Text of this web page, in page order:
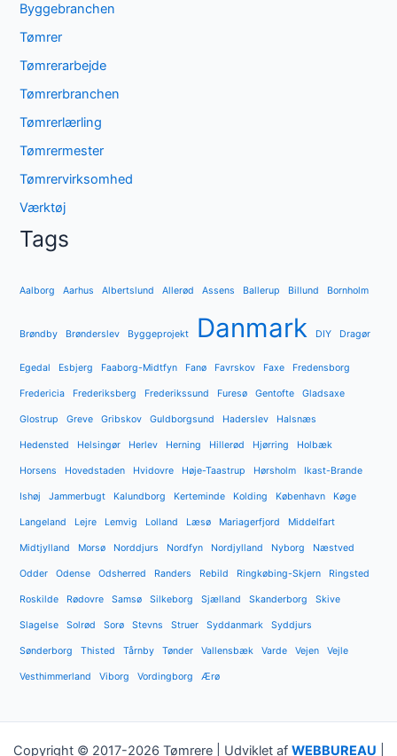
Byggebranchen
Tømrer
Tømrerarbejde
Tømrerbranchen
Tømrerlærling
Tømrermester
Tømrervirksomhed
Værktøj
Tags
Aalborg Aarhus Albertslund Allerød Assens Ballerup Billund Bornholm
Brøndby Brønderslev Byggeprojekt Danmark DIY Dragør
Egedal Esbjerg Faaborg-Midtfyn Fanø Favrskov Faxe Fredensborg
Fredericia Frederiksberg Frederikssund Furesø Gentofte Gladsaxe
Glostrup Greve Gribskov Guldborgsund Haderslev Halsnæs
Hedensted Helsingør Herlev Herning Hillerød Hjørring Holbæk
Horsens Hovedstaden Hvidovre Høje-Taastrup Hørsholm Ikast-Brande
Ishøj Jammerbugt Kalundborg Kerteminde Kolding København Køge
Langeland Lejre Lemvig Lolland Læsø Mariagerfjord Middelfart
Midtjylland Morsø Norddjurs Nordfyn Nordjylland Nyborg Næstved
Odder Odense Odsherred Randers Rebild Ringkøbing-Skjern Ringsted
Roskilde Rødovre Samsø Silkeborg Sjælland Skanderborg Skive
Slagelse Solrød Sorø Stevns Struer Syddanmark Syddjurs
Sønderborg Thisted Tårnby Tønder Vallensbæk Varde Vejen Vejle
Vesthimmerland Viborg Vordingborg Ærø
Copyright © 2017-2026 Tømrere | Udviklet af WEBBUREAU